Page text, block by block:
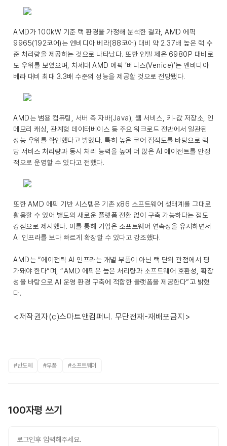
AMD가 100kW 기준 랙 환경을 가정해 분석한 결과, AMD 에픽
9965(192코어)는 엔비디아 베라(88코어) 대비 약 2.37배 높은 랙 수
준 처리량을 제공하는 것으로 나타났다. 또한 인텔 제온 6980P 대비로
도 우위를 보였으며, 차세대 AMD 에픽 ’베니스(Venice)’는 엔비디아
베라 대비 최대 3.3배 수준의 성능을 제공할 것으로 전망됐다.
AMD는 범용 컴퓨팅, 서버 측 자바(Java), 웹 서비스, 키-값 저장소, 인
메모리 캐싱, 관계형 데이터베이스 등 주요 워크로드 전반에서 일관된
성능 우위를 확인했다고 밝혔다. 특히 높은 코어 집적도를 바탕으로 랙
당 서비스 처리량과 동시 처리 능력을 높여 더 많은 AI 에이전트를 안정
적으로 운영할 수 있다고 전했다.
또한 AMD 에픽 기반 시스템은 기존 x86 소프트웨어 생태계를 그대로
활용할 수 있어 별도의 새로운 플랫폼 전환 없이 구축 가능하다는 점도
강점으로 제시했다. 이를 통해 기업은 소프트웨어 연속성을 유지하면서
AI 인프라를 보다 빠르게 확장할 수 있다고 강조했다.
AMD는 “에이전틱 AI 인프라는 개별 부품이 아닌 랙 단위 관점에서 평
가돼야 한다”며, “AMD 에픽은 높은 처리량과 소프트웨어 호환성, 확장
성을 바탕으로 AI 운영 환경 구축에 적합한 플랫폼을 제공한다”고 밝혔
다.
<저작권자(c)스마트앤컴퍼니. 무단전재-재배포금지>
#반도체 #부품 #소프트웨어
100자평 쓰기